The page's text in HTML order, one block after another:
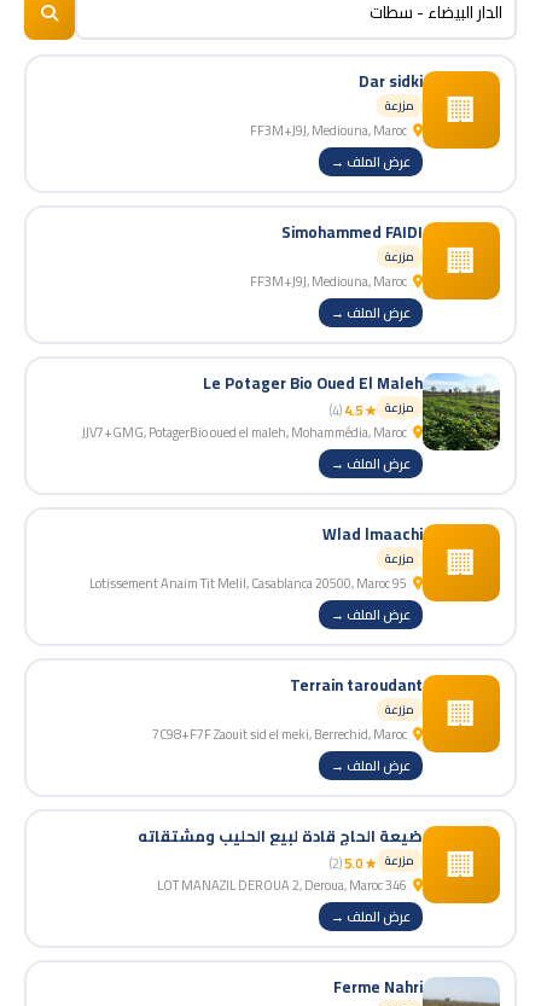
🏢
Dar sidki
مزرعة
عرض الملف →
🏢
Simohammed FAIDI
مزرعة
عرض الملف →
Le Potager Bio Oued El Maleh
مزرعة ★ 4.5
(4)
عرض الملف →
🏢
Wlad lmaachi
مزرعة
عرض الملف →
🏢
Terrain taroudant
مزرعة
عرض الملف →
🏢 ضيعة الحاج قادة لبيع الحليب ومشتقاته
مزرعة ★ 5.0
(2)
عرض الملف →
Ferme Nahri
BizNiz.ma